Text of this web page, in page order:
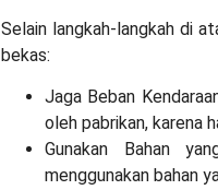
Selain langkah-langkah di
bekas:
Jaga Beban
oleh pabrikan, karena
Gunakan Bahan
menggunakan bahan